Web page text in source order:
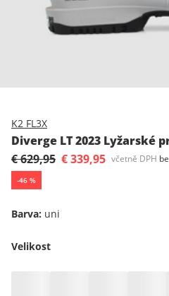
K2 FL3X
Diverge LT 2023 Lyžarské
€ 629,95 € 339,95 včetně DPH
-46 %
Barva: uni
Velikost